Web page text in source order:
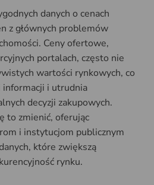
danych o cenach
z głównych problemów
Ceny ofertowe,
portalach, często nie
wartości rynkowych, co
i utrudnia
decyzji zakupowych.
to zmienić, oferując
i instytucjom publicznym
które zwiększą
rynku.